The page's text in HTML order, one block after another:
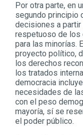
Por otra parte, en
segundo principio
decisiones a
respetuoso de los
para las minorías.
proyecto político,
los derechos
los tratados
democracia
necesidades de
con el peso
mayoría, sí se
el poder público.